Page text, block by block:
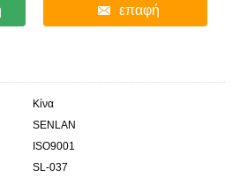
επαφή
Κίνα
SENLAN
ISO9001
SL-037